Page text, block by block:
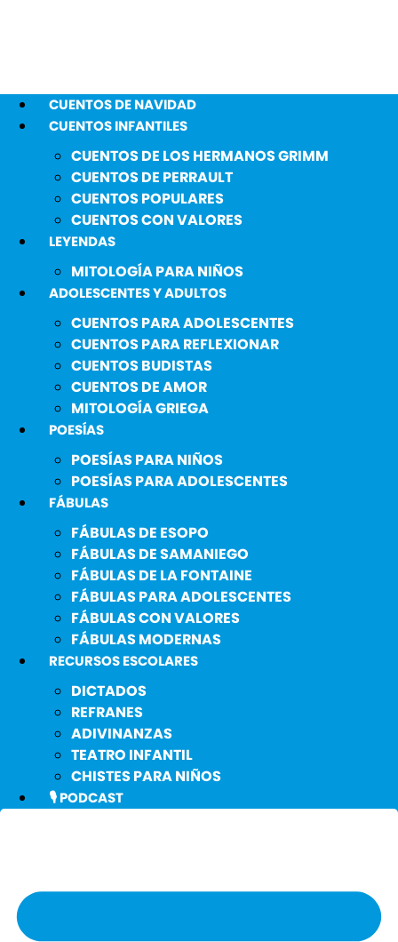
CUENTOS DE NAVIDAD
CUENTOS INFANTILES
CUENTOS DE LOS HERMANOS GRIMM
CUENTOS DE PERRAULT
CUENTOS POPULARES
CUENTOS CON VALORES
LEYENDAS
MITOLOGÍA PARA NIÑOS
ADOLESCENTES Y ADULTOS
CUENTOS PARA ADOLESCENTES
CUENTOS PARA REFLEXIONAR
CUENTOS BUDISTAS
CUENTOS DE AMOR
MITOLOGÍA GRIEGA
POESÍAS
POESÍAS PARA NIÑOS
POESÍAS PARA ADOLESCENTES
FÁBULAS
FÁBULAS DE ESOPO
FÁBULAS DE SAMANIEGO
FÁBULAS DE LA FONTAINE
FÁBULAS PARA ADOLESCENTES
FÁBULAS CON VALORES
FÁBULAS MODERNAS
RECURSOS ESCOLARES
DICTADOS
REFRANES
ADIVINANZAS
TEATRO INFANTIL
CHISTES PARA NIÑOS
🎙️ PODCAST